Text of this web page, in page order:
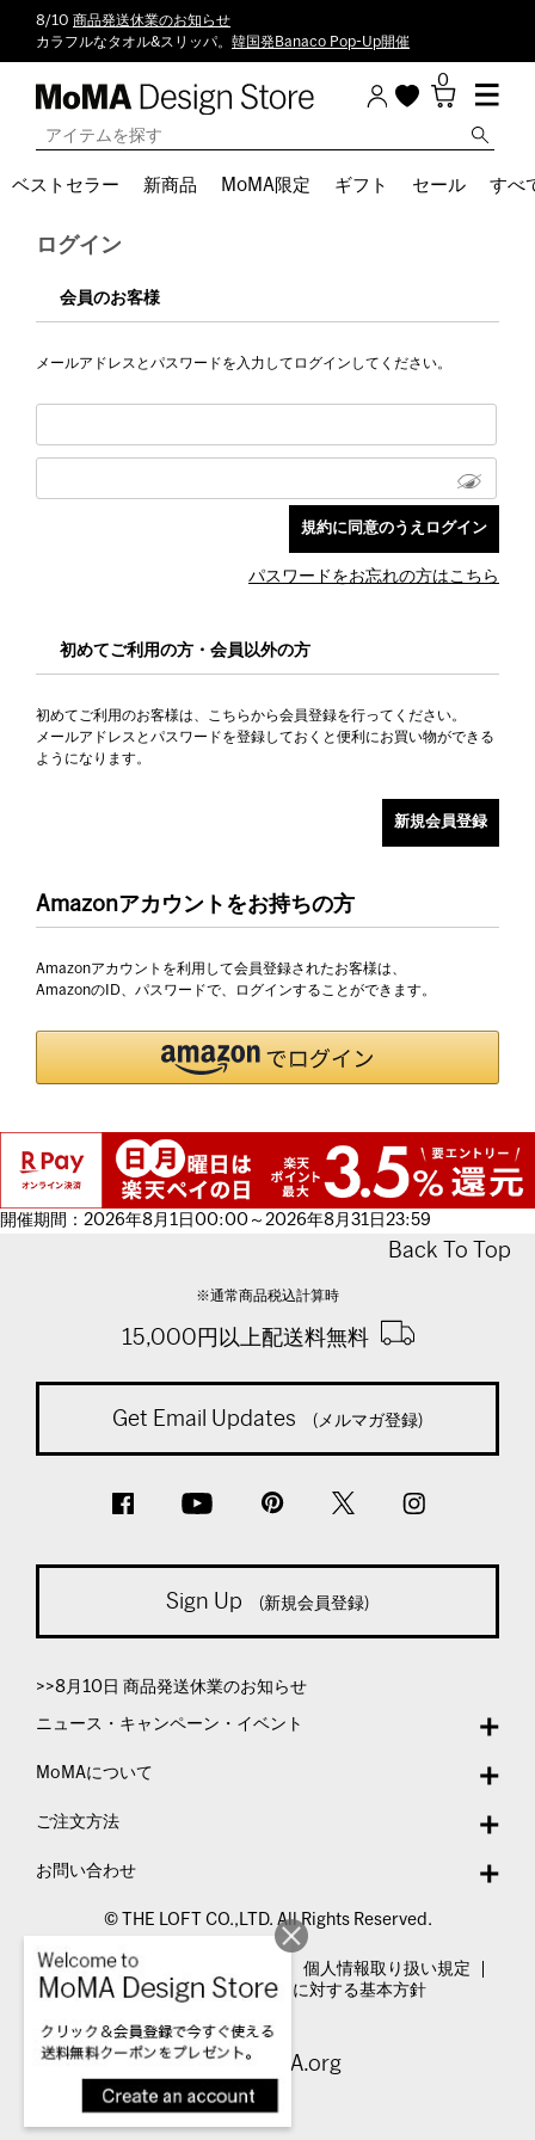
8/10 商品発送休業のお知らせ
カラフルなタオル&スリッパ。 韓国発Banaco Pop-Up開催
0
ベストセラー 新商品 MoMA限定 ギフト セール すべ
ログイン
会員のお客様
メールアドレスとパスワードを入力してログインしてください。
パスワードをお忘れの方はこちら
初めてご利用の方・会員以外の方
初めてご利用のお客様は、こちらから会員登録を行ってください。
メールアドレスとパスワードを登録しておくと便利にお買い物ができる
ようになります。
Amazonアカウントをお持ちの方
Amazonアカウントを利用して会員登録されたお客様は、
AmazonのID、パスワードで、ログインすることができます。
開催期間：2026年8月1日00:00～2026年8月31日23:59
Back To Top
※通常商品税込計算時
15,000円以上配送料無料
Get Email Updates (メルマガ登録)
Sign Up (新規会員登録)
>>8月10日 商品発送休業のお知らせ
ニュース・キャンペーン・イベント
MoMAについて
ご注文方法
お問い合わせ
© THE LOFT CO.,LTD. All Rights Reserved.
特定商取引法表示
個人情報取り扱い規定
カスタマーハラスメントに対する基本方針
Visit MoMA.org